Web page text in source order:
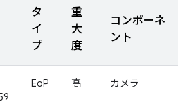
タ
イ
プ
重
大
度
コンポーネ
ント
EoP 高 カメラ